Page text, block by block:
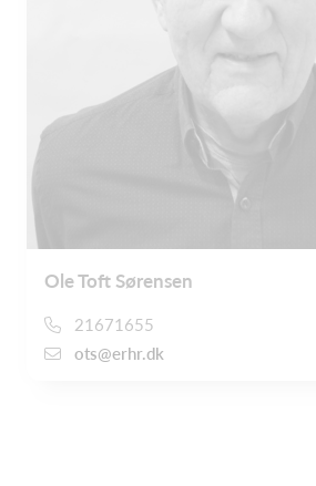
Ole Toft Sørensen
21671655
ots@erhr.dk